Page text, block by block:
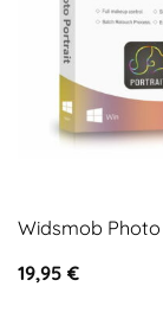
Widsmob
19,95 €